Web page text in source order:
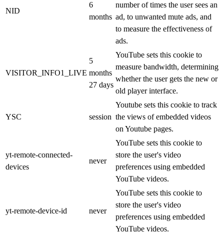
NID
6
months
number of times the user sees an
ad, to unwanted mute ads, and
to measure the effectiveness of
ads.
VISITOR_INFO1_LIVE
5
months
27 days
YouTube sets this cookie to
measure bandwidth, determining
whether the user gets the new or
old player interface.
YSC session
Youtube sets this cookie to track
the views of embedded videos
on Youtube pages.
yt-remote-connected-
devices
never
YouTube sets this cookie to
store the user's video
preferences using embedded
YouTube videos.
yt-remote-device-id never
YouTube sets this cookie to
store the user's video
preferences using embedded
YouTube videos.